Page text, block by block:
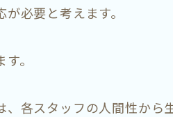
必要と考えます。
。
各スタッフの人間性から